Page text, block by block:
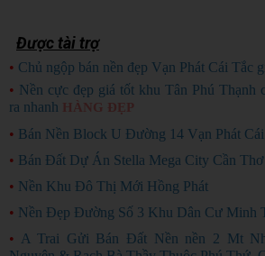
Được tài trợ
• Chủ ngộp bán nền đẹp Vạn Phát Cái Tắc
• Nền cực đẹp giá tốt khu Tân Phú Thạnh
ra nhanh HÀNG ĐẸP
• Bán Nền Block U Đường 14 Vạn Phát
• Bán Đất Dự Án Stella Mega City Cần Thơ
• Nền Khu Đô Thị Mới Hồng Phát
• Nền Đẹp Đường Số 3 Khu Dân Cư Minh
• A Trai Gửi Bán Đất Nền nền 2 Mt